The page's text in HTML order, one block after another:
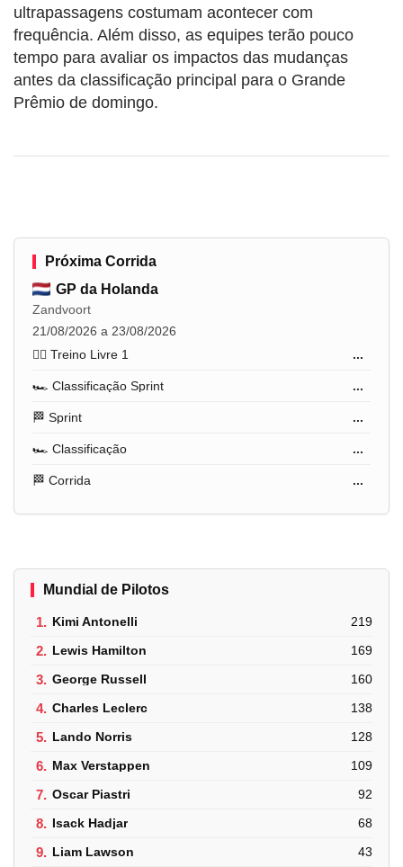
ultrapassagens costumam acontecer com
frequência. Além disso, as equipes terão pouco
tempo para avaliar os impactos das mudanças
antes da classificação principal para o Grande
Prêmio de domingo.
Próxima Corrida
GP da Holanda
Zandvoort
21/08/2026 a 23/08/2026
🏋️‍♂️ Treino Livre 1
...
🏎️ Classificação Sprint ...
🏁 Sprint ...
🏎️ Classificação ...
🏁 Corrida ...
Mundial de Pilotos
1. Kimi Antonelli 219
2. Lewis Hamilton 169
3. George Russell 160
4. Charles Leclerc 138
5. Lando Norris 128
6. Max Verstappen 109
7. Oscar Piastri 92
8. Isack Hadjar 68
9. Liam Lawson 43